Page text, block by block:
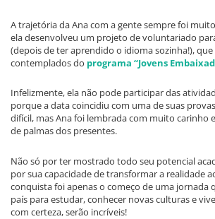
A trajetória da Ana com a gente sempre foi
ela desenvolveu um projeto de voluntariado
(depois de ter aprendido o idioma sozinha!),
contemplados do programa “Jovens
Infelizmente, ela não pode participar das
porque a data coincidiu com uma de suas
difícil, mas Ana foi lembrada com muito carinho
de palmas dos presentes.
Não só por ter mostrado todo seu potencial
por sua capacidade de transformar a realidade
conquista foi apenas o começo de uma jornada
país para estudar, conhecer novas culturas e
com certeza, serão incríveis!